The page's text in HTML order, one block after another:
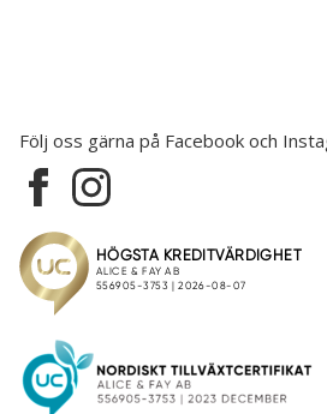
Följ oss gärna på Facebook och